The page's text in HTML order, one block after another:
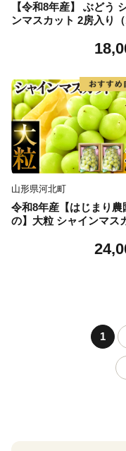
【令和8年産】 ぶどう
ンマスカット 2房入り（
産【山形eLab】 ka074-
山形県河北町
令和8年産【はじまり農
の】大粒 シャインマス
河北町産 【河北町観光
1